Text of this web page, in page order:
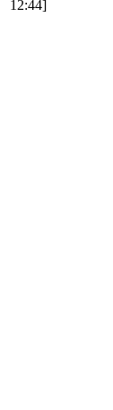
12:44]